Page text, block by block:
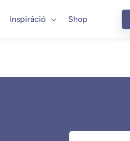
Inspiráció Shop